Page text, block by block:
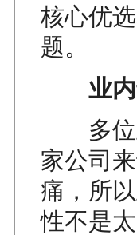
核心优
题。
业
多位
家公司
痛，所
性不是